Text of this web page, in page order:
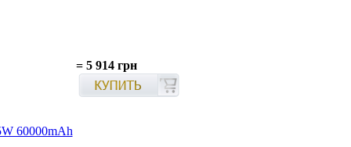
60000mAh
= 5 914 грн